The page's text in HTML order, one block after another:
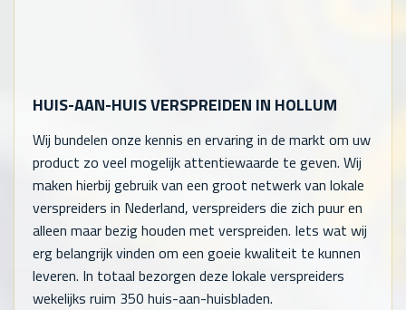
HUIS-AAN-HUIS VERSPREIDEN IN HOLLUM
Wij bundelen onze kennis en ervaring in de markt om uw
product zo veel mogelijk attentiewaarde te geven. Wij
maken hierbij gebruik van een groot netwerk van lokale
verspreiders in Nederland, verspreiders die zich puur en
alleen maar bezig houden met verspreiden. Iets wat wij
erg belangrijk vinden om een goeie kwaliteit te kunnen
leveren. In totaal bezorgen deze lokale verspreiders
wekelijks ruim 350 huis-aan-huisbladen.